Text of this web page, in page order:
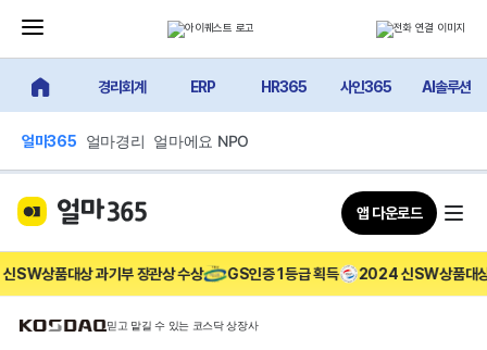
얼마에요 메인경리회계 ERP HR365 사인365 AI솔루션
얼마365 얼마경리 얼마에요 NPO
앱 다운로드
품대상 과기부 장관상 수상 GS인증 1등급 획득 2024 신SW상품대상 과기
믿고 맡길 수 있는 코스닥 상장사